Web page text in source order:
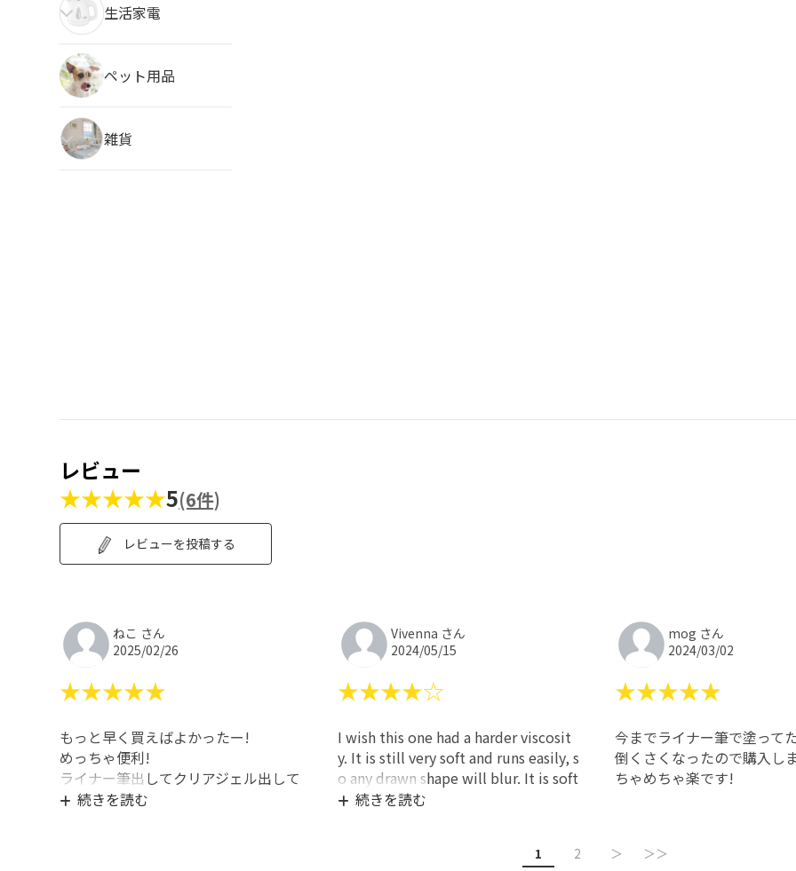
生活家電
ペット用品
雑貨
レビュー
★★★★★5(6件)
レビューを投稿する
ねこ さん
2025/02/26
★★★★★
もっと早く買えばよかったー!
めっちゃ便利!
ライナー筆出してクリアジェル出して
しまっての手間がないの最高
続きを読む
Vivenna さん
2024/05/15
★★★★☆
I wish this one had a harder viscosit
y. It is still very soft and runs easily, s
o any drawn shape will blur. It is soft
er than the hardliner by cando.
続きを読む
mog さん
2024/03/02
★★★★★
今までライナー筆で塗って
倒くさくなったので購入し
ちゃめちゃ楽です!
1 2 ＞ ＞＞